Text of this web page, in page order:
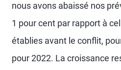
nous avons abaissé nos
1 pour cent par rapport à
établies avant le conflit,
pour 2022. La croissance